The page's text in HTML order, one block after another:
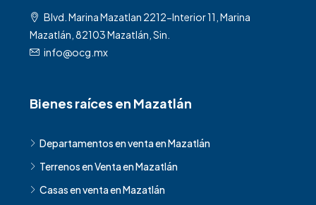
Blvd. Marina Mazatlan 2212-Interior 11, Marina
Mazatlán, 82103 Mazatlán, Sin.
info@ocg.mx
Bienes raíces en Mazatlán
Departamentos en venta en Mazatlán
Terrenos en Venta en Mazatlán
Casas en venta en Mazatlán